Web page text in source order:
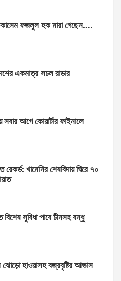
ফজলুল হক মারা গেছেন….
একমাত্র সচল রাডার
সবার আগে কোয়ার্টার ফাইনালে
রেকর্ড: খামেনির শেষবিদায় ঘিরে ৭০
সুবিধা পাবে চীনসহ বন্ধু
ঝোড়ো হাওয়াসহ বজ্রবৃষ্টির আভাস